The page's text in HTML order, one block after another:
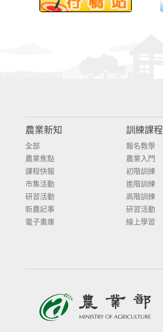
農業新知
全部
農業焦點
課程快報
市集活動
研習活動
新農記事
電子書庫
訓練課程
報名教學
農業入門
初階訓練
進階訓練
高階訓練
研習活動
線上學習